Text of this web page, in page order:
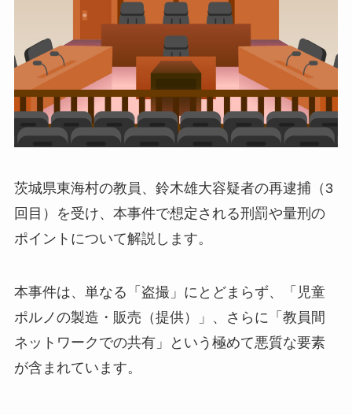
茨城県東海村の教員、鈴木雄大容疑者の再逮捕（3
回目）を受け、本事件で想定される刑罰や量刑の
ポイントについて解説します。
本事件は、単なる「盗撮」にとどまらず、「児童
ポルノの製造・販売（提供）」、さらに「教員間
ネットワークでの共有」という極めて悪質な要素
が含まれています。